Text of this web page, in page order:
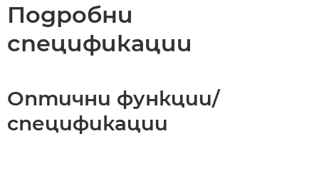
Подробни
спецификации
Оптични функции/
спецификации